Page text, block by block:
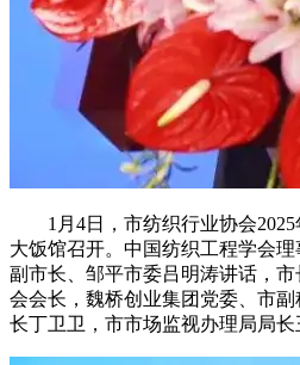
1月4日，市纺织行业协会2025
大饭馆召开。中国纺织工程学会
副市长、邹平市委吕明涛讲话，
会会长，魏桥创业集团党委、市
长丁卫卫，市市场监视办理局局长